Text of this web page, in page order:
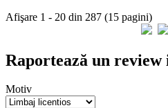
Afişare 1 - 20 din 287 (15 pagini)
Raportează un review
Motiv